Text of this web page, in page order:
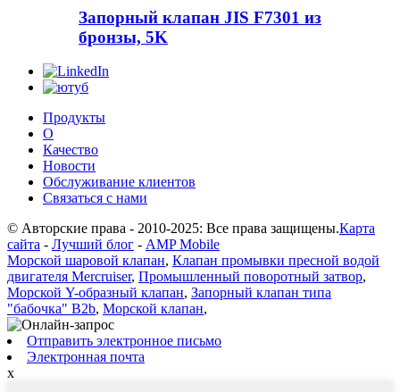
Запорный клапан JIS F7301 из
бронзы, 5K
Продукты
О
Качество
Новости
Обслуживание клиентов
Связаться с нами
© Авторские права - 2010-2025: Все права защищены.Карта
сайта - Лучший блог - AMP Mobile
Морской шаровой клапан, Клапан промывки пресной водой
двигателя Mercruiser, Промышленный поворотный затвор,
Морской Y-образный клапан, Запорный клапан типа
"бабочка" B2b, Морской клапан,
Отправить электронное письмо
Электронная почта
x